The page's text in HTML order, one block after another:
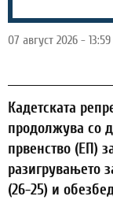
07 август 2026 - 13:59
Кадетската
продолжува со
првенство (ЕП)
разигрувањето
(26-25) и